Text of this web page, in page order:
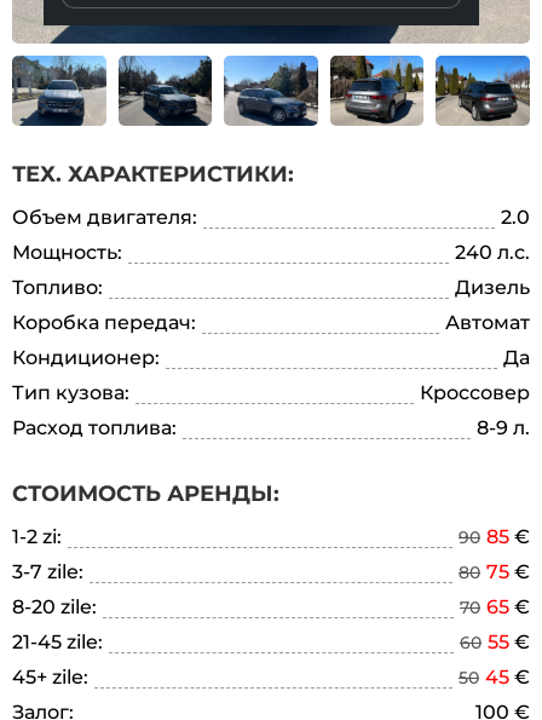
ТЕХ. ХАРАКТЕРИСТИКИ:
Объем двигателя:
2.0
Мощность:
240 л.с.
Топливо:
Дизель
Коробка передач:
Автомат
Кондиционер:
Да
Тип кузова:
Кроссовер
Расход топлива:
8-9 л.
СТОИМОСТЬ АРЕНДЫ:
1-2 zi: 90 85 €
3-7 zile:
80 75 €
8-20 zile:
70 65 €
21-45 zile:
60 55 €
45+ zile:
50 45 €
Залог:
100 €